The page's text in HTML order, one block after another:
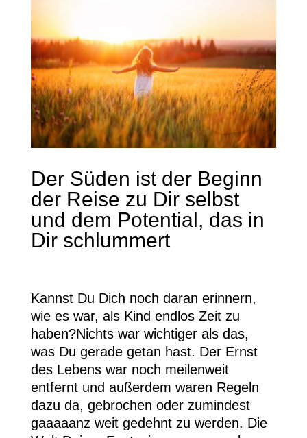
Der Süden ist der Beginn
der Reise zu Dir selbst
und dem Potential, das in
Dir schlummert
Kannst Du Dich noch daran erinnern,
wie es war, als Kind endlos Zeit zu
haben?Nichts war wichtiger als das,
was Du gerade getan hast. Der Ernst
des Lebens war noch meilenweit
entfernt und außerdem waren Regeln
dazu da, gebrochen oder zumindest
gaaaaanz weit gedehnt zu werden. Die